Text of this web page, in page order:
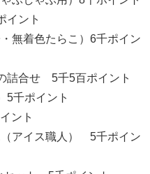
イント
無着色たらこ）6千ポイン
詰合せ 5千5百ポイント
5千ポイント
ント
アイス職人） 5千ポイン